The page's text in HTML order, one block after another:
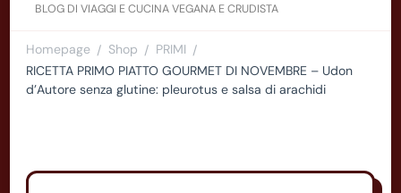
BLOG DI VIAGGI E CUCINA VEGANA E CRUDISTA
Homepage / Shop / PRIMI /
RICETTA PRIMO PIATTO GOURMET DI NOVEMBRE – Udon
d’Autore senza glutine: pleurotus e salsa di arachidi